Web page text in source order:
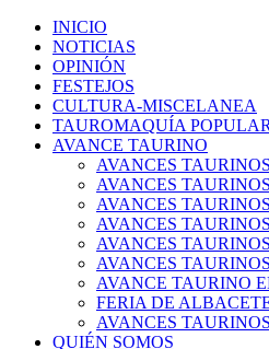
INICIO
NOTICIAS
OPINIÓN
FESTEJOS
CULTURA-MISCELANEA
TAUROMAQUÍA POPULAR
AVANCE TAURINO
AVANCES
AVANCES
AVANCES
AVANCES
AVANCES
AVANCES
AVANCE TAURINO
FERIA DE
AVANCES
QUIÉN SOMOS